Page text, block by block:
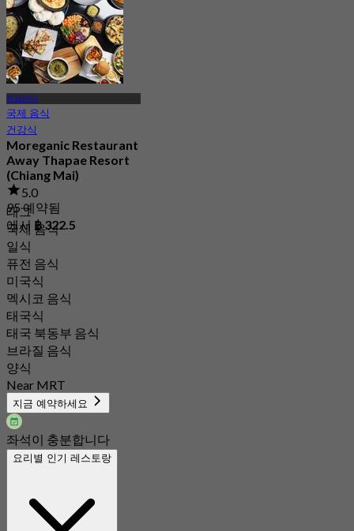
치앙마이
국제 음식
건강식
Moreganic Restaurant
Away Thapae Resort
(Chiang Mai)
5.0
95 예약됨
에서 ฿ 322.5
태그
국제 음식
일식
퓨전 음식
미국식
멕시코 음식
태국식
태국 북동부 음식
브라질 음식
양식
Near MRT
지금 예약하세요
좌석이 충분합니다
요리별 인기 레스토랑